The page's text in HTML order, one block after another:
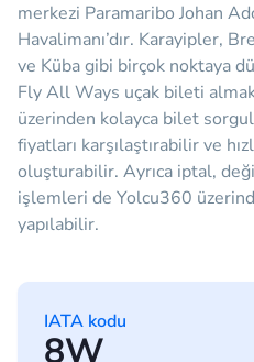
merkezi Paramaribo Johan
Havalimanı’dır. Karayipler,
ve Küba gibi birçok noktaya
Fly All Ways uçak bileti
üzerinden kolayca bilet
fiyatları karşılaştırabilir ve
oluşturabilir. Ayrıca iptal,
işlemleri de Yolcu360
yapılabilir.
IATA kodu
8W